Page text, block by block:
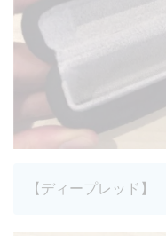
【ディープレッド】